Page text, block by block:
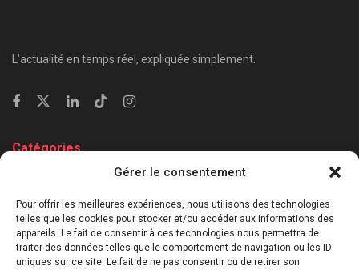
Gérer le consentement
Pour offrir les meilleures expériences, nous utilisons des technologies
telles que les cookies pour stocker et/ou accéder aux informations des
appareils. Le fait de consentir à ces technologies nous permettra de
traiter des données telles que le comportement de navigation ou les ID
uniques sur ce site. Le fait de ne pas consentir ou de retirer son
L’actualité en temps réel, expliquée simplement.
Catégories
Économie & Business
⁠Culture & Divertissement
⁠Tech & Innovation
Sport